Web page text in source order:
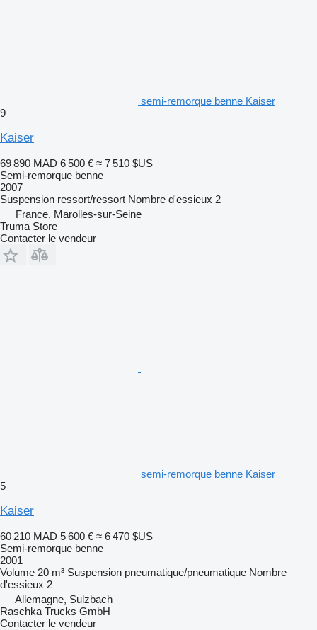
semi-remorque benne Kaiser
9
Kaiser
69 890 MAD 6 500 € ≈ 7 510 $US
Semi-remorque benne
2007
Suspension ressort/ressort Nombre d'essieux 2
France, Marolles-sur-Seine
Truma Store
Contacter le vendeur
semi-remorque benne Kaiser
5
Kaiser
60 210 MAD 5 600 € ≈ 6 470 $US
Semi-remorque benne
2001
Volume 20 m³ Suspension pneumatique/pneumatique Nombre
d'essieux 2
Allemagne, Sulzbach
Raschka Trucks GmbH
Contacter le vendeur